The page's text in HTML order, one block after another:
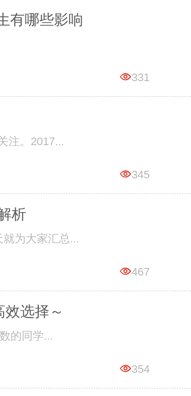
有哪些影响
331
注。2017...
345
析
为大家汇总...
467
选择～
的同学...
354